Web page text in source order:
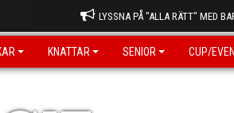
LYSSNA PÅ "ALLA RÄTT" MED
KNATTAR SENIOR CUP/